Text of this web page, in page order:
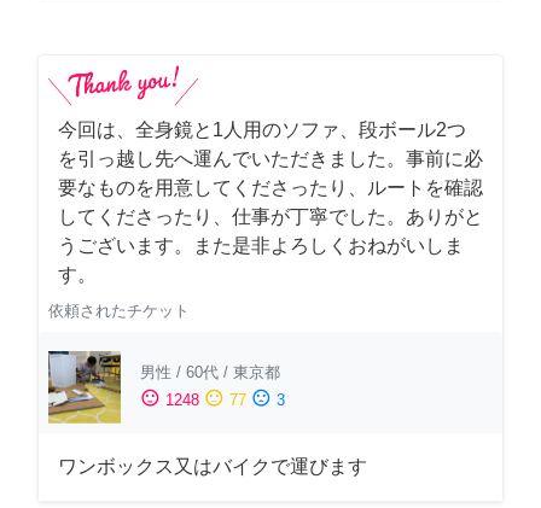
今回は、全身鏡と1人用のソファ、段ボール2つ
を引っ越し先へ運んでいただきました。事前に必
要なものを用意してくださったり、ルートを確認
してくださったり、仕事が丁寧でした。ありがと
うございます。また是非よろしくおねがいしま
す。
依頼されたチケット
男性 / 60代 / 東京都
sentiment_satisfied 1248 sentiment_neutral 77 sentiment_dissatisfied 3
ワンボックス又はバイクで運びます